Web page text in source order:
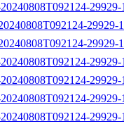
29929-
29929-